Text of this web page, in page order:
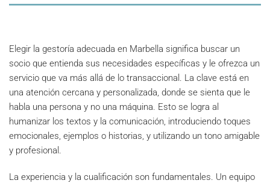
Elegir la gestoría adecuada en Marbella significa buscar un
socio que entienda sus necesidades específicas y le ofrezca un
servicio que va más allá de lo transaccional. La clave está en
una atención cercana y personalizada, donde se sienta que le
habla una persona y no una máquina. Esto se logra al
humanizar los textos y la comunicación, introduciendo toques
emocionales, ejemplos o historias, y utilizando un tono amigable
y profesional.
La experiencia y la cualificación son fundamentales. Un equipo